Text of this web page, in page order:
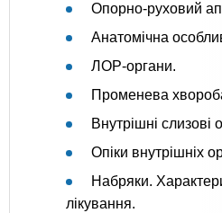
Опорно-руховий
Анатомічна
ЛОР-органи.
Променева
Внутрішні слизові
Опіки внутрішніх
Набряки.
лікування.